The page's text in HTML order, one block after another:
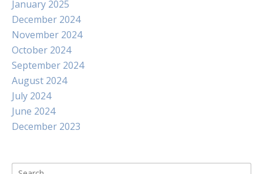
January 2025
December 2024
November 2024
October 2024
September 2024
August 2024
July 2024
June 2024
December 2023
Search